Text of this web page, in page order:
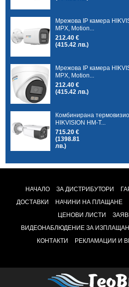
Мрежова IP камера
MPX, Motion...
212.40 €
(415.42 лв.)
Мрежова IP камера
MPX, Motion...
212.40 €
(415.42 лв.)
Комбинирана
HIKVISION HM-T...
715.20 €
(1398.81
лв.)
НАЧАЛО ЗА ДИСТРИБУТОРИ
ДОСТАВКИ
НАЧИНИ НА ПЛАЩАНЕ
ЦЕНОВИ ЛИСТИ
ВИДЕОНАБЛЮДЕНИЕ ЗА
КОНТАКТИ
РЕКЛАМАЦИИ И